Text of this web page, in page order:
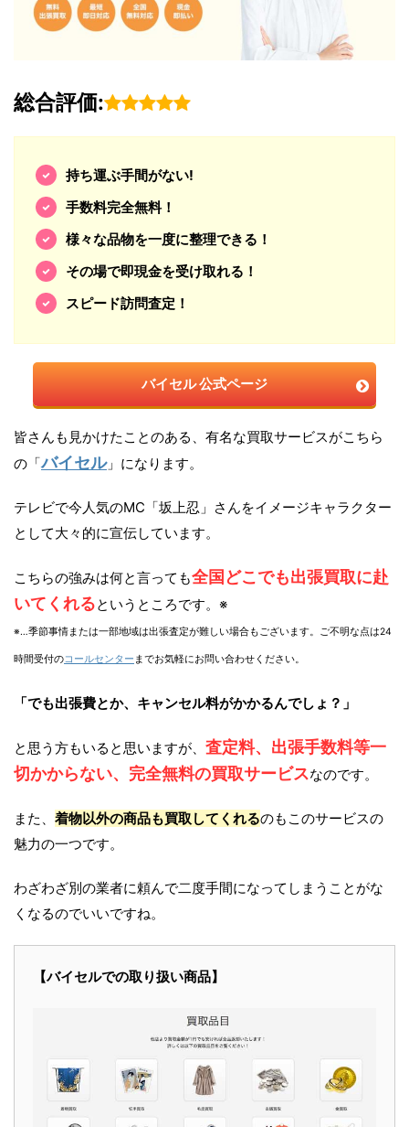
総合評価:
持ち運ぶ手間がない!
手数料完全無料！
様々な品物を一度に整理できる！
その場で即現金を受け取れる！
スピード訪問査定！
バイセル 公式ページ
皆さんも見かけたことのある、有名な買取サービスがこちら
の「バイセル」になります。
テレビで今人気のMC「坂上忍」さんをイメージキャラクター
として大々的に宣伝しています。
こちらの強みは何と言っても全国どこでも出張買取に赴
いてくれるというところです。※
※…季節事情または一部地域は出張査定が難しい場合もございます。ご不明な点は24
時間受付のコールセンター までお気軽にお問い合わせください。
「でも出張費とか、キャンセル料がかかるんでしょ？」
と思う方もいると思いますが、 査定料、出張手数料等一
切かからない、完全無料の買取サービスなのです。
また、 着物以外の商品も買取してくれるのもこのサービスの
魅力の一つです。
わざわざ別の業者に頼んで二度手間になってしまうことがな
くなるのでいいですね。
【バイセルでの取り扱い商品】